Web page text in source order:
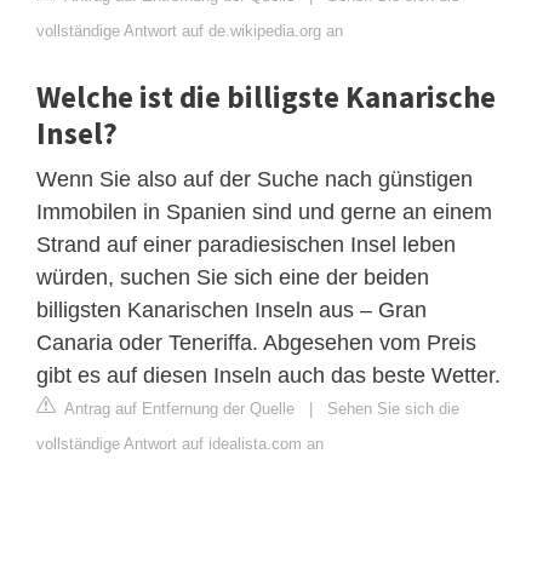
vollständige Antwort auf de.wikipedia.org an
Welche ist die billigste Kanarische
Insel?
Wenn Sie also auf der Suche nach günstigen
Immobilen in Spanien sind und gerne an einem
Strand auf einer paradiesischen Insel leben
würden, suchen Sie sich eine der beiden
billigsten Kanarischen Inseln aus – Gran
Canaria oder Teneriffa. Abgesehen vom Preis
gibt es auf diesen Inseln auch das beste Wetter.
Antrag auf Entfernung der Quelle | Sehen Sie sich die
vollständige Antwort auf idealista.com an